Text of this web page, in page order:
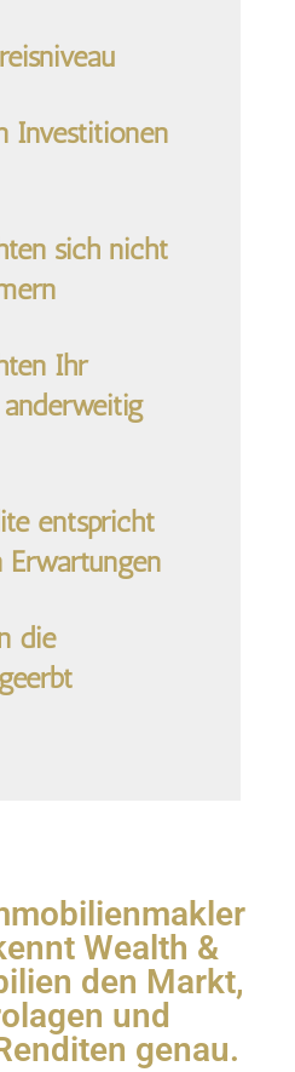
Investitionen
sich nicht
Ihr
entspricht
die
Wealth &
den Markt,
und
genau.